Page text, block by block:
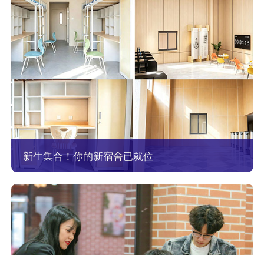
新生集合！你的新宿舍已就位